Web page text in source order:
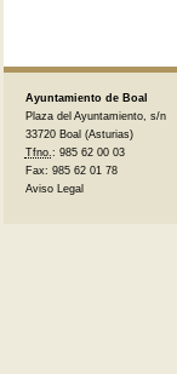
Ayuntamiento de Boal
Plaza del Ayuntamiento, s/n
33720 Boal (Asturias)
Tfno.: 985 62 00 03
Fax: 985 62 01 78
Aviso Legal